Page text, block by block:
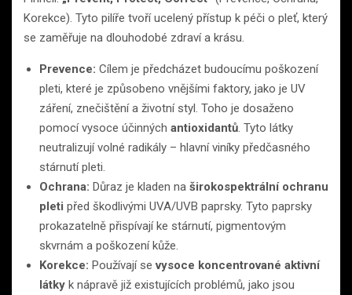
Korekce). Tyto pilíře tvoří ucelený přístup k péči o pleť, který
se zaměřuje na dlouhodobé zdraví a krásu.
Prevence: Cílem je předcházet budoucímu poškození
pleti, které je způsobeno vnějšími faktory, jako je UV
záření, znečištění a životní styl. Toho je dosaženo
pomocí vysoce účinných antioxidantů. Tyto látky
neutralizují volné radikály – hlavní viníky předčasného
stárnutí pleti.
Ochrana: Důraz je kladen na širokospektrální ochranu
pleti před škodlivými UVA/UVB paprsky. Tyto paprsky
prokazatelně přispívají ke stárnutí, pigmentovým
skvrnám a poškození kůže.
Korekce: Používají sevysoce koncentrované aktivní
látky k nápravě již existujících problémů, jako jsou